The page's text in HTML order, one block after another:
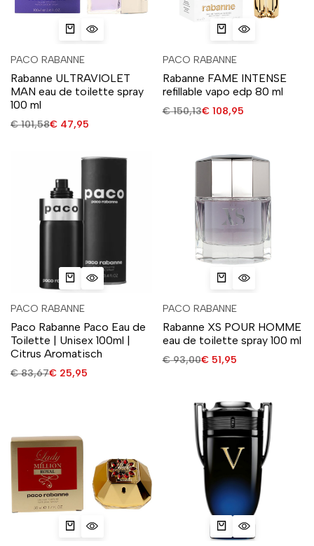
PACO RABANNE
Rabanne ULTRAVIOLET
MAN eau de toilette spray
100 ml
€101,58€ 47,95
PACO RABANNE
Rabanne FAME INTENSE
refillable vapo edp 80 ml
€150,13€108,95
PACO RABANNE
Paco Rabanne Paco Eau de
Toilette | Unisex 100ml |
Citrus Aromatisch
€83,67€ 25,95
PACO RABANNE
Rabanne XS POUR HOMME
eau de toilette spray 100 ml
€93,00€51,95